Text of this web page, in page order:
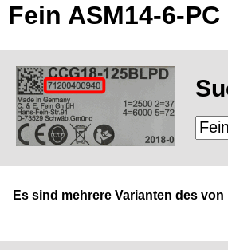
Fein ASM14-6-PC
Es sind mehrere Varianten des